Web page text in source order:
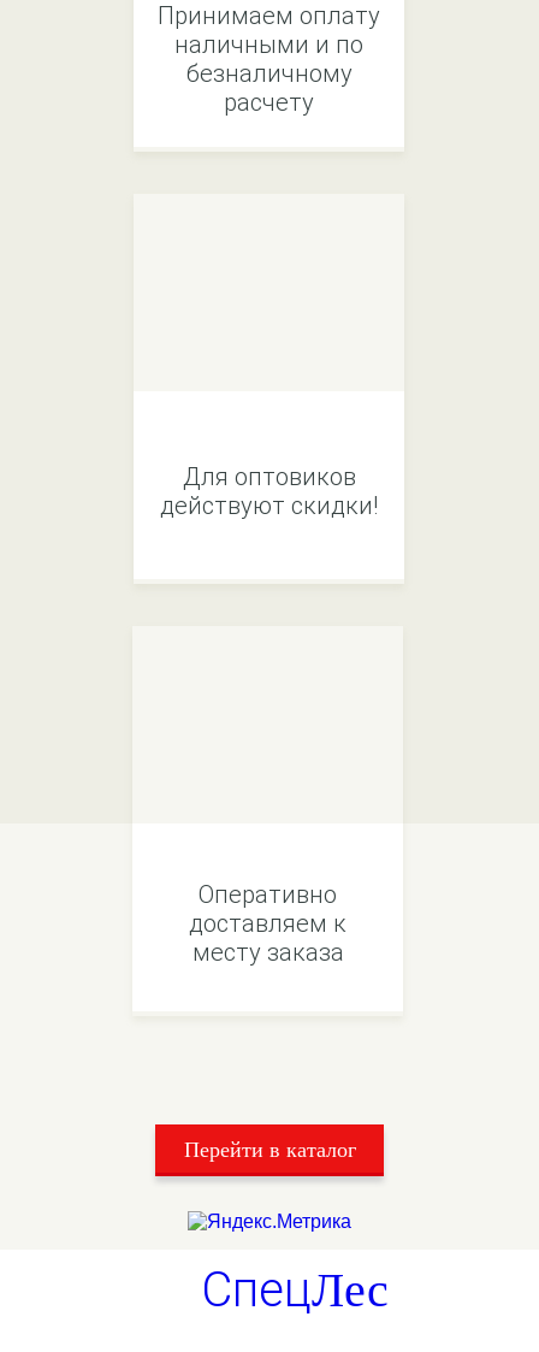
Принимаем оплату
наличными и по
безналичному
расчету
Для оптовиков
действуют скидки!
Оперативно
доставляем к
месту заказа
Перейти в каталог
СпецЛес